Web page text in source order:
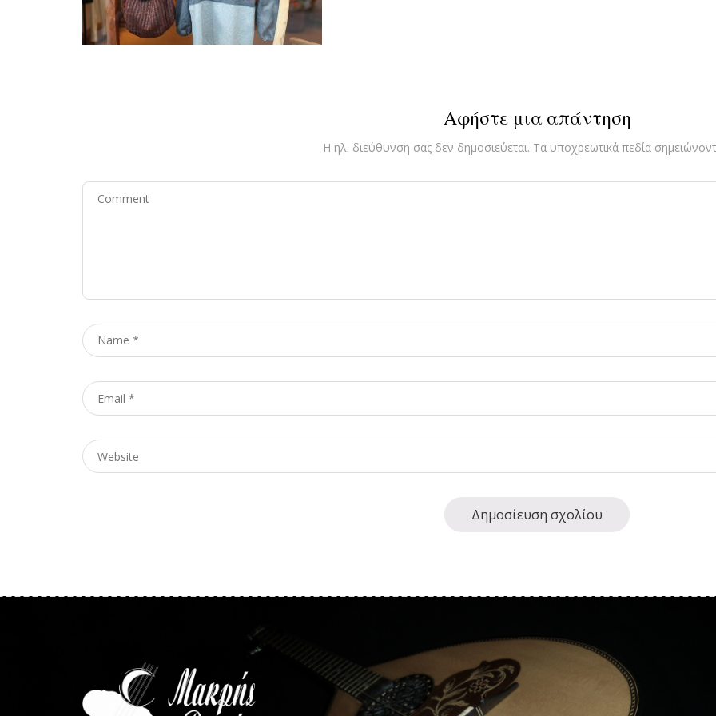
Αφήστε μια απάντηση
Η ηλ. διεύθυνση σας δεν δημοσιεύεται. Τα υποχρεωτικά πεδία
Comment
Name
Email
Website